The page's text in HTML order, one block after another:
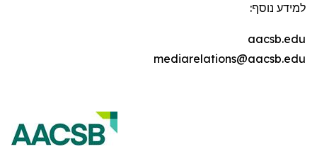
למידע נוסף:
aacsb.edu
mediarelations@aacsb.edu